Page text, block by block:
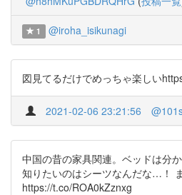
1 @iroha_isikunagi
図見てるだけでめっちゃ楽しい
2021-02-06 23:21:56
中国の昔の家具関連。ベッドは分
知りたいのはシーツなんだな…！
https://t.co/ROA0kZznxg